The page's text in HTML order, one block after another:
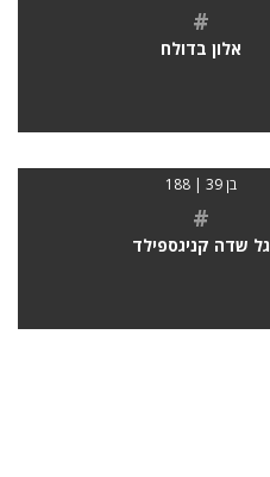
#
אלון בדולח
בן 39 | 188
#
גל שדה קניגספילד